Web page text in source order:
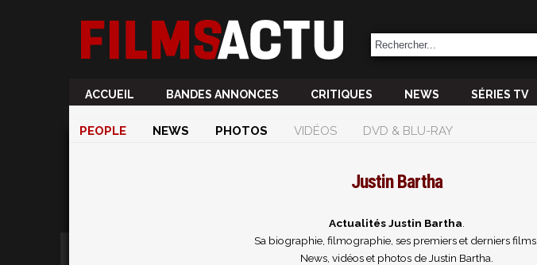
ACCUEIL BANDES ANNONCES CRITIQUES NEWS SÉRIES TV
PEOPLE NEWS PHOTOS VIDÉOS DVD & BLU-RAY
Justin Bartha
Actualités Justin Bartha
Sa biographie, filmographie, ses premiers et derniers films.
News, vidéos et photos de Justin Bartha.